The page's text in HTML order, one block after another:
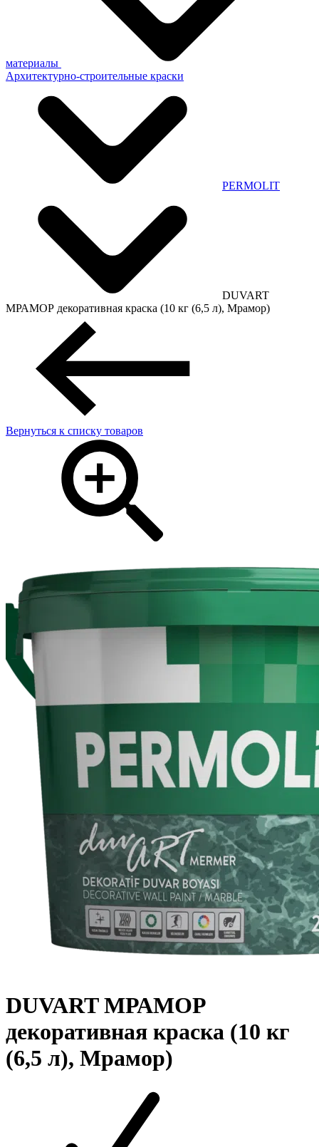
материалы
Архитектурно-строительные краски
PERMOLIT
DUVART
МРАМОР декоративная краска (10 кг (6,5 л), Мрамор)
Вернуться к списку товаров
DUVART МРАМОР
декоративная краска (10 кг
(6,5 л), Мрамор)